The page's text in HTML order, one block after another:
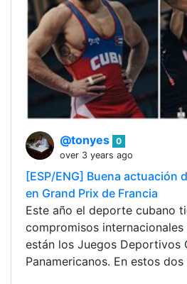
@tonyes 0
over 3 years ago
[ESP/ENG] Buena actuación
en Grand Prix de Francia
Este año el deporte cubano
compromisos
están los Juegos Deportivos
Panamericanos. En estos